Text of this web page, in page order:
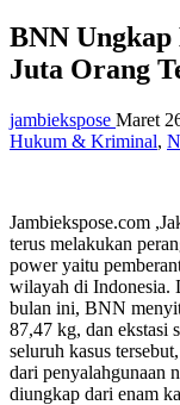
BNN Ungkap
Juta Orang
jambiekspose Maret
Hukum & Kriminal,
Jambiekspose.com
terus melakukan
power yaitu
wilayah di Indonesia.
bulan ini, BNN
87,47 kg, dan ekstasi
seluruh kasus
dari penyalahgunaan
diungkap dari enam